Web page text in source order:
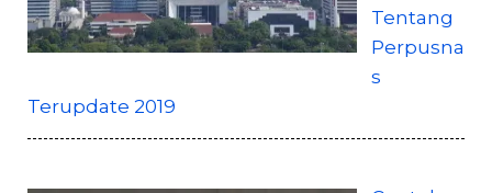
Tentang
Perpusna
s
Terupdate 2019